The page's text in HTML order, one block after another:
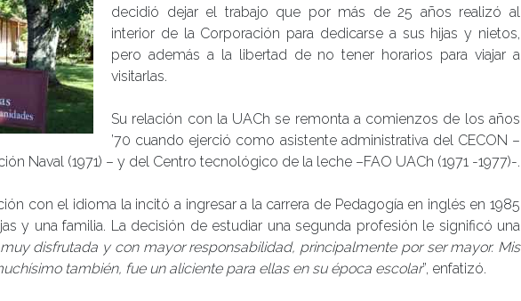
decidió dejar el trabajo que por más de 25 años realizó al
interior de la Corporación para dedicarse a sus hijas y nietos,
pero además a la libertad de no tener horarios para viajar a
visitarlas.
Su relación con la UACh se remonta a comienzos de los años
’70 cuando ejerció como asistente administrativa del CECON –
Naval (1971) – y del Centro tecnológico de la leche –FAO UACh (1971 -1977)-.
con el idioma la incitó a ingresar a la carrera de Pedagogía en inglés en 1985
y una familia. La decisión de estudiar una segunda profesión le significó una
disfrutada y con mayor responsabilidad, principalmente por ser mayor. Mis
también, fue un aliciente para ellas en su época escolar”, enfatizó.